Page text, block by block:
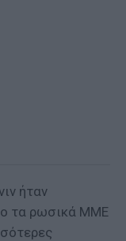
ήταν
τα ρωσικά ΜΜΕ